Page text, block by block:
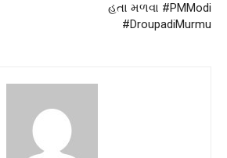
હતા મળવા #PMModi
#DroupadiMurmu